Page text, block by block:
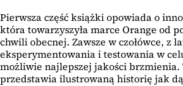
Pierwsza część książki opowiada o
która towarzyszyła marce Orange od
chwili obecnej. Zawsze w czołówce, z
eksperymentowania i testowania w
możliwie najlepszej jakości brzmienia.
przedstawia ilustrowaną historię jak